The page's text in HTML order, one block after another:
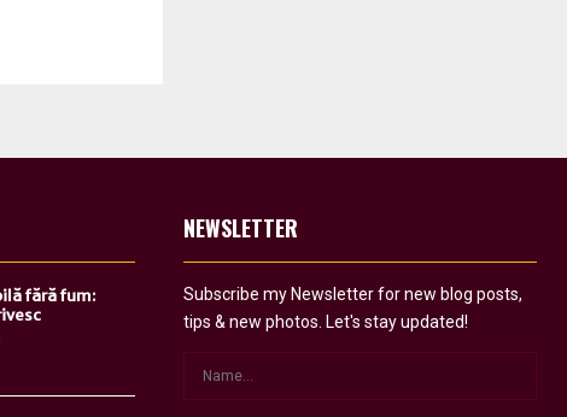
fără fum:
NEWSLETTER
Subscribe my Newsletter for new blog posts,
tips & new photos. Let's stay updated!